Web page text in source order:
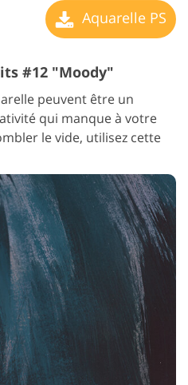
Aquarelle PS
#12 "Moody"
peuvent être un
qui manque à votre
le vide, utilisez cette